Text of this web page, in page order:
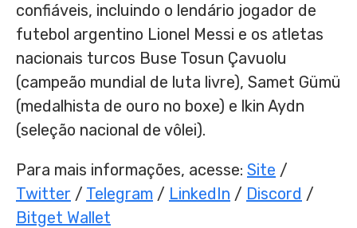
confiáveis, incluindo o lendário jogador de
futebol argentino Lionel Messi e os atletas
nacionais turcos Buse Tosun Çavuolu
(campeão mundial de luta livre), Samet Gümü
(medalhista de ouro no boxe) e lkin Aydn
(seleção nacional de vôlei).
Para mais informações, acesse: Site /
Twitter / Telegram / LinkedIn / Discord /
Bitget Wallet